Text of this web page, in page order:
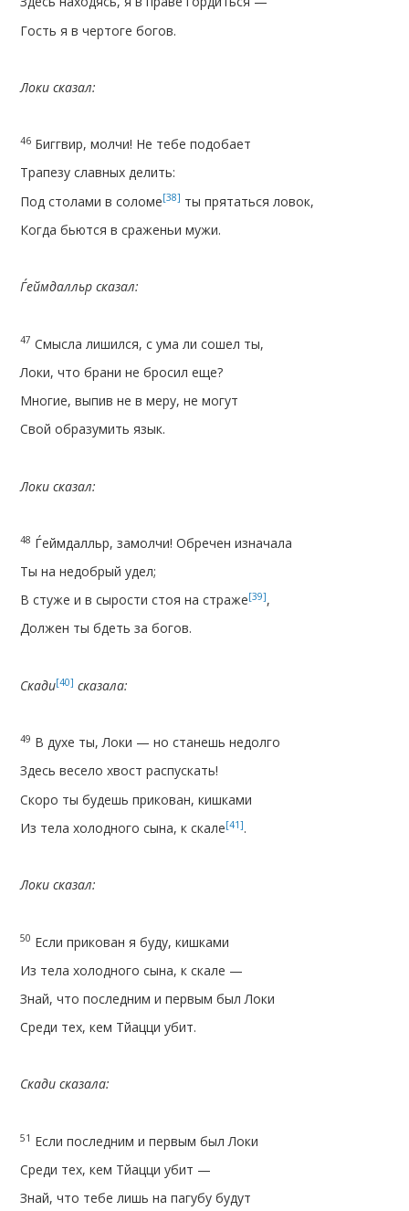
Гость я в чертоге богов.
Локи сказал:
46 Биггвир, молчи! Не тебе подобает
Трапезу славных делить:
Под столами в соломе[38] ты прятаться ловок,
Когда бьются в сраженьи мужи.
Ѓеймдалльр сказал:
47 Смысла лишился, с ума ли сошел ты,
Локи, что брани не бросил еще?
Многие, выпив не в меру, не могут
Свой образумить язык.
Локи сказал:
48 Ѓеймдалльр, замолчи! Обречен изначала
Ты на недобрый удел;
В стуже и в сырости стоя на страже[39],
Должен ты бдеть за богов.
Скади[40] сказала:
49 В духе ты, Локи — но станешь недолго
Здесь весело хвост распускать!
Скоро ты будешь прикован, кишками
Из тела холодного сына, к скале[41].
Локи сказал:
50 Если прикован я буду, кишками
Из тела холодного сына, к скале —
Знай, что последним и первым был Локи
Среди тех, кем Тйацци убит.
Скади сказала:
51 Если последним и первым был Локи
Среди тех, кем Тйацци убит —
Знай, что тебе лишь на пагубу будут